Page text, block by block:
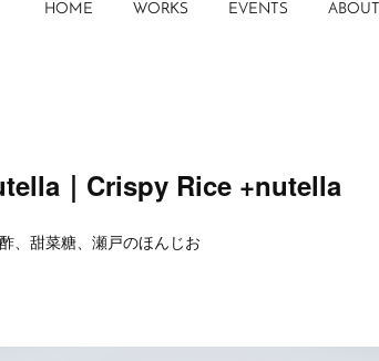
HOME WORKS EVENTS ABOUT
｜Crispy Rice +nutella
、甜菜糖、瀬戸のほんじお